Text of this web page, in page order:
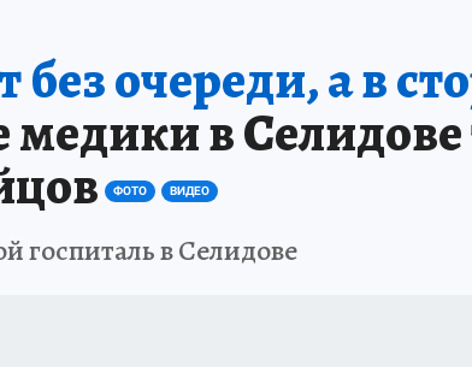
очереди, а в
в Селидове
ФОТО ВИДЕО
госпиталь в Селидове